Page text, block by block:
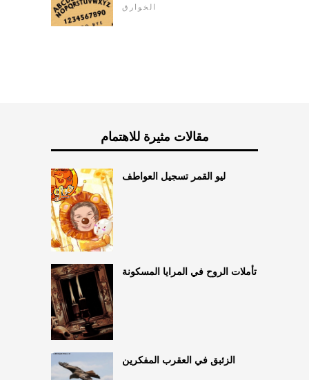
الخوارق
مقالات مثيرة للاهتمام
ليو القمر تسجيل العواطف
تأملات الروح في المرايا المسكونة
الزئبق في العقرب المفكرين